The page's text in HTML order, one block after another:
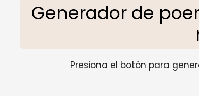
Generador de
Presiona el botón para